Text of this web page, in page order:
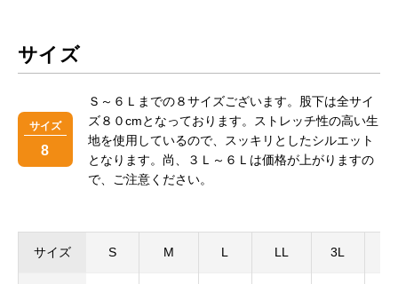
サイズ
サイズ
8
Ｓ～６Ｌまでの８サイズございます。股下は全サイ
ズ８０cmとなっております。ストレッチ性の高い生
地を使用しているので、スッキリとしたシルエット
となります。尚、３Ｌ～６Ｌは価格が上がりますの
で、ご注意ください。
サイズ S M L LL 3L